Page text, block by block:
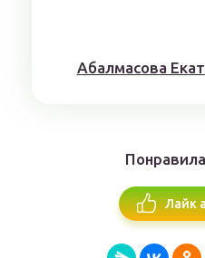
Aбaлмaсoвa
Лайк